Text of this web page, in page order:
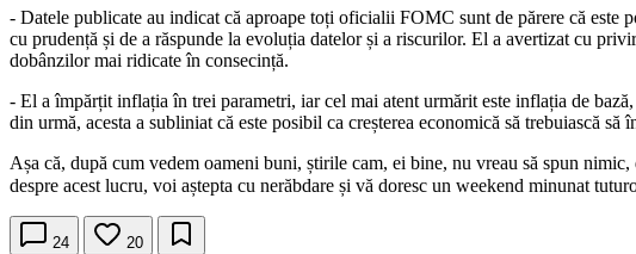
- Datele publicate au indicat că aproape toți oficialii FOMC sunt de părere că este
cu prudență și de a răspunde la evoluția datelor și a riscurilor. El a avertizat cu
dobânzilor mai ridicate în consecință.
- El a împărțit inflația în trei parametri, iar cel mai atent urmărit este inflația de
din urmă, acesta a subliniat că este posibil ca creșterea economică să trebuiască
Așa că, după cum vedem oameni buni, știrile cam, ei bine, nu vreau să spun
despre acest lucru, voi aștepta cu nerăbdare și vă doresc un weekend minunat
24 20